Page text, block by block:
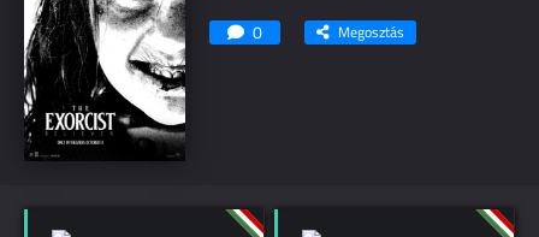
0 Megosztás